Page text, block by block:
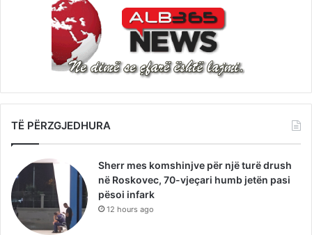
TË PËRZGJEDHURA
Sherr mes komshinjve për një turë drush
në Roskovec, 70-vjeçari humb jetën pasi
pësoi infark
12 hours ago